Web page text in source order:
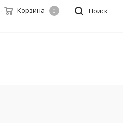
Поиск
Корзина 0